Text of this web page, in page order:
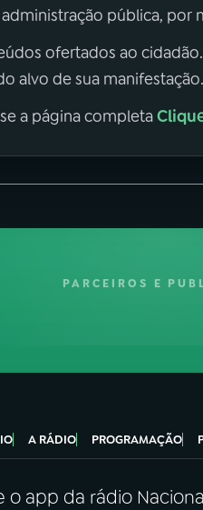
pública, por
ofertados ao
alvo de sua manifestação.
a página completa
PARCEIROS E
A RÁDIO PROGRAMAÇÃO
o app da rádio